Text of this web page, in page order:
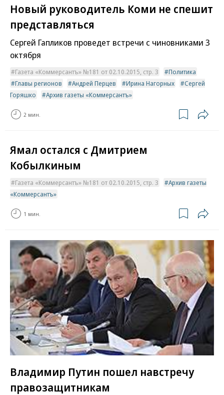
Новый руководитель Коми не спешит
представляться
Сергей Гапликов проведет встречи с чиновниками 3
октября
Газета «Коммерсантъ» №181 от 02.10.2015, стр. 3
Политика
Главы регионов
Андрей Перцев Ирина Нагорных
Сергей
Горяшко
Архив газеты «Коммерсантъ»
2 мин.
Ямал остался с Дмитрием
Кобылкиным
Газета «Коммерсантъ» №181 от 02.10.2015, стр. 3
Архив газеты
«Коммерсантъ»
1 мин.
Владимир Путин пошел навстречу
правозащитникам